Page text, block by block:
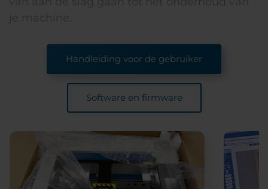
Handleiding voor de gebruiker
Software en firmware